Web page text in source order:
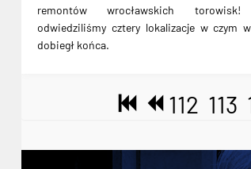
remontów wrocławskich
odwiedziliśmy cztery lokalizacje w czym
dobiegł końca.
112 113